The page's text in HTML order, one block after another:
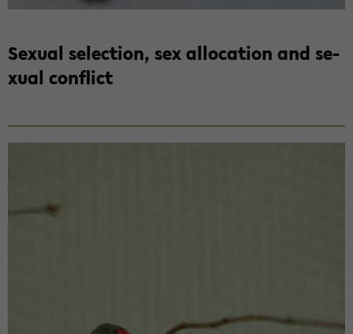
Se­xu­al selec­tion, sex al­lo­ca­ti­on and se­
xu­al con­flict